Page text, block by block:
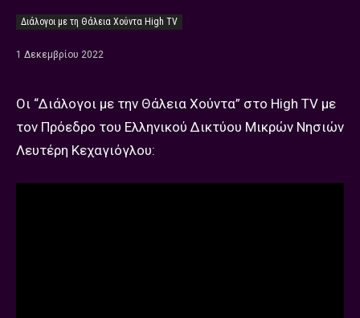
Διάλογοι με τη Θάλεια Χούντα High TV
1 Δεκεμβρίου 2022
Οι “Διάλογοι με την Θάλεια Χούντα” στο High TV με
τον Πρόεδρο του Ελληνικού Δικτύου Μικρών Νησιών
Λευτέρη Κεχαγιόγλου: